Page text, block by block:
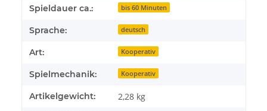
Spieldauer ca.: bis 60 Minuten
Sprache: deutsch
Art: Kooperativ
Spielmechanik: Kooperativ
Artikelgewicht: 2,28 kg